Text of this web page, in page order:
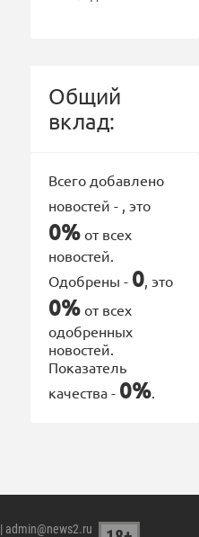
Общий
вклад:
Всего добавлено
новостей - , это
0% от всех
новостей.
Одобрены - 0, это
0% от всех
одобренных
новостей.
Показатель
качества - 0%.
| admin@news2.ru